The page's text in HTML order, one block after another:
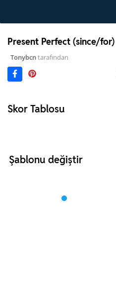
Present Perfect (since/for)
Tonybcntarafından
Skor Tablosu
Şablonu değiştir